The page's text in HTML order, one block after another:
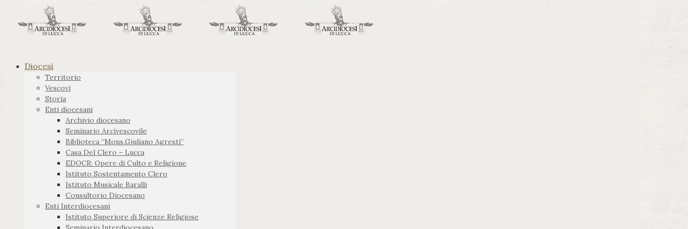
Diocesi
Territorio
Vescovi
Storia
Enti diocesani
Archivio diocesano
Seminario Arcivescovile
Biblioteca “Mons.Giuliano Agresti”
Casa Del Clero – Lucca
EDOCR: Opere di Culto e Religione
Istituto Sostentamento Clero
Istituto Musicale Baralli
Consultorio Diocesano
Enti Interdiocesani
Istituto Superiore di Scienze Religiose